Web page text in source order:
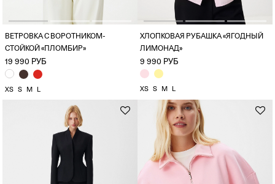
ВЕТРОВКА С ВОРОТНИКОМ-
СТОЙКОЙ «ПЛОМБИР»
19 990 РУБ
XS S M L
ХЛОПКОВАЯ РУБАШКА «ЯГОДНЫЙ
ЛИМОНАД»
9 990 РУБ
XS S M L